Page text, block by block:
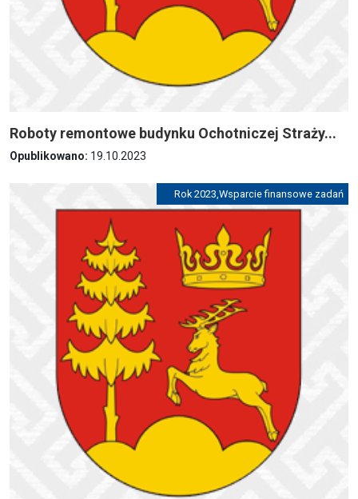
Roboty remontowe budynku Ochotniczej Straży...
Opublikowano: 19.10.2023
Rok 2023 Wsparcie finansowe zadań